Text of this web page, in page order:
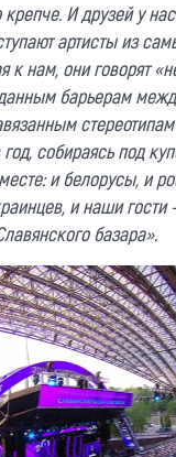
крепче. И друзей у
артисты из
к нам, они говорят
барьерам
собираясь под
и белорусы, и
и наши гости
базара».